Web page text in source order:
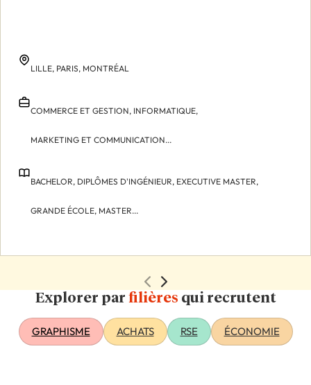
LILLE, PARIS, MONTRÉAL
COMMERCE ET GESTION, INFORMATIQUE,
MARKETING ET COMMUNICATION...
BACHELOR, DIPLÔMES D'INGÉNIEUR, EXECUTIVE MASTER,
GRANDE ÉCOLE, MASTER...
Explorer par filières qui recrutent
GRAPHISME ACHATS RSE ÉCONOMIE